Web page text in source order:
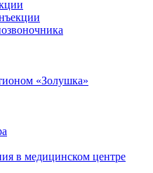
«Золушка»
в медицинском центре